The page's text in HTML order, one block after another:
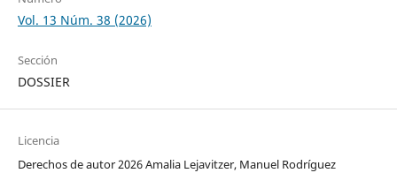
Vol. 13 Núm. 38 (2026)
Sección
DOSSIER
Licencia
Derechos de autor 2026 Amalia Lejavitzer, Manuel Rodríguez